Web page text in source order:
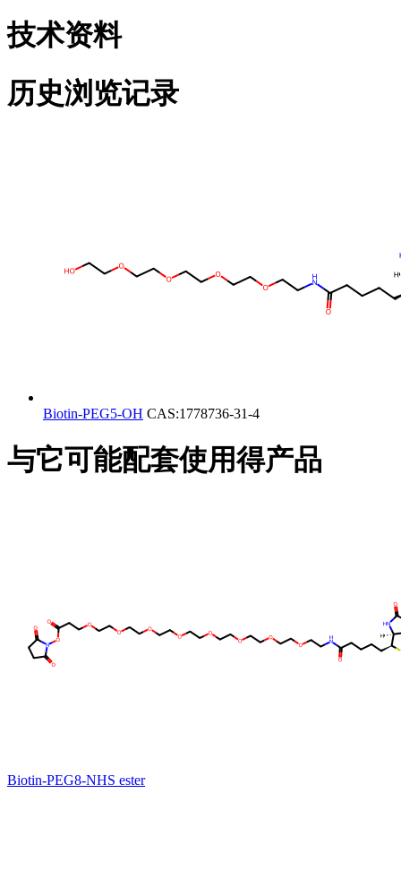
技术资料
历史浏览记录
Biotin-PEG5-OH CAS:1778736-31-4
与它可能配套使用得产品
Biotin-PEG8-NHS ester